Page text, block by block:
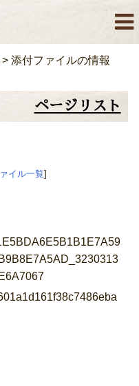
> 添付ファイルの情報
ページリスト
イル一覧]